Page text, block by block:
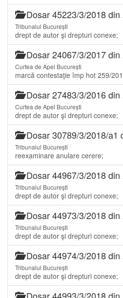
Dosar 45223/3/2018 din
Tribunalul București
drept de autor şi drepturi conexe;
Dosar 24067/3/2017 din
Curtea de Apel București
marcă contestaţie împ hot 259/
Dosar 27483/3/2016 din
Curtea de Apel București
drept de autor şi drepturi conexe;
Dosar 30789/3/2018/a1
Tribunalul București
reexaminare anulare cerere;
Dosar 44967/3/2018 din
Tribunalul București
drept de autor şi drepturi conexe;
Dosar 44973/3/2018 din
Tribunalul București
drept de autor şi drepturi conexe;
Dosar 44974/3/2018 din
Tribunalul București
drept de autor şi drepturi conexe;
Dosar 44993/3/2018 din